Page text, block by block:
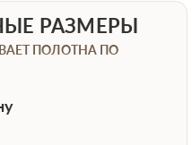
РАЗМЕРЫ
ПОЛОТНА ПО